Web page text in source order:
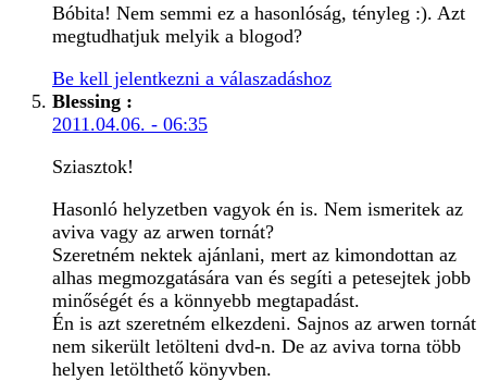
Bóbita! Nem semmi ez a hasonlóság, tényleg :). Azt
megtudhatjuk melyik a blogod?
Be kell jelentkezni a válaszadáshoz
Blessing :
2011.04.06. - 06:35
Sziasztok!
Hasonló helyzetben vagyok én is. Nem ismeritek az
aviva vagy az arwen tornát?
Szeretném nektek ajánlani, mert az kimondottan az
alhas megmozgatására van és segíti a petesejtek jobb
minőségét és a könnyebb megtapadást.
Én is azt szeretném elkezdeni. Sajnos az arwen tornát
nem sikerült letölteni dvd-n. De az aviva torna több
helyen letölthető könyvben.